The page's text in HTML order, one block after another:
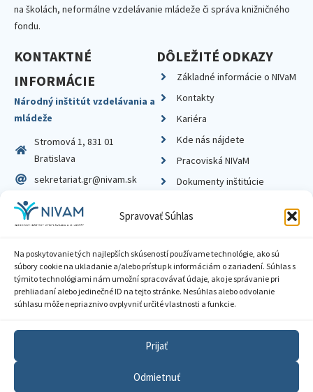
Spravovať Súhlas
Na poskytovanie tých najlepších skúseností používame technológie, ako sú
súbory cookie na ukladanie a/alebo prístup k informáciám o zariadení. Súhlas s
týmito technológiami nám umožní spracovávať údaje, ako je správanie pri
prehliadaní alebo jedinečné ID na tejto stránke. Nesúhlas alebo odvolanie
súhlasu môže nepriaznivo ovplyvniť určité vlastnosti a funkcie.
Prijať
Odmietnuť
na školách, neformálne vzdelávanie mládeže či správa knižničného
fondu.
KONTAKTNÉ
INFORMÁCIE
Národný inštitút vzdelávania a
mládeže
Stromová 1, 831 01
Bratislava
sekretariat.gr@nivam.sk
IČO: 00164348
DIČ: 2020798714
DÔLEŽITÉ ODKAZY
Základné informácie o NIVaM
Kontakty
Kariéra
Kde nás nájdete
Pracoviská NIVaM
Dokumenty inštitúcie
Zásady ochrany súkromia
Sprístupnenie informácií